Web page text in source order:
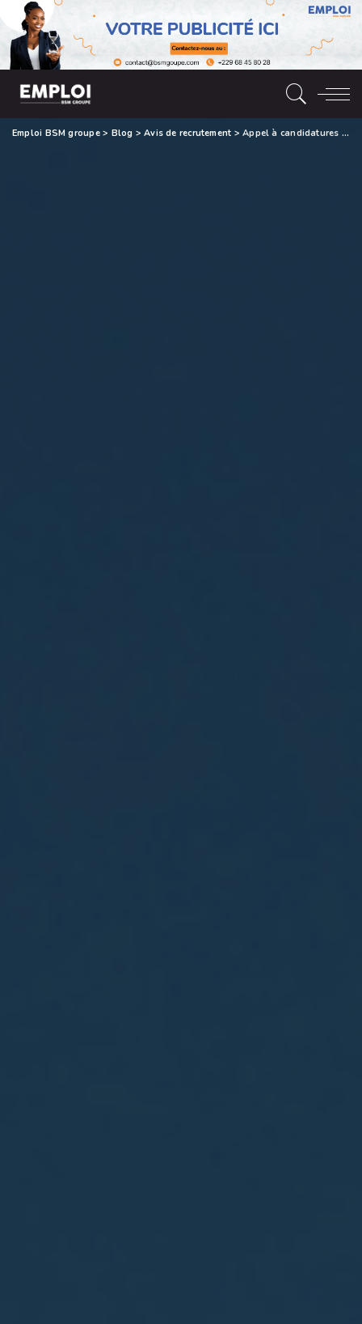
Emploi BSM groupe> Blog >Avis de recrutement >Appel à candidatures pour la sélection de 50 journalistes béninois dans le cadre d’un programme de formation et d’accompagnement en matière d’investigation journalistique sur les VBG